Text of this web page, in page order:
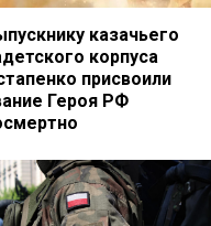
казачьего
корпуса
присвоили
Героя РФ